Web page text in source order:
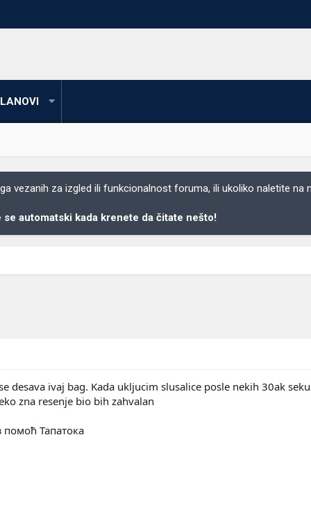
vezanih za izgled ili funkcionalnost foruma, ili ukoliko naletite na
se automatski kada krenete da čitate nešto!
desava ivaj bag. Kada ukljucim slusalice posle nekih 30ak
zna resenje bio bih zahvalan
помоћ Тапатока